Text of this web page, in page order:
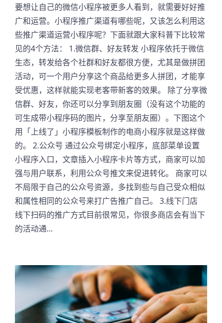
要想让自己的微信小程序被更多人看到，就需要好好推
广和运营。小程序推广渠道有哪些呢，又该怎么利用这
些推广渠道运营小程序呢？下面就跟大家科普下比较常
见的4个方法： 1.微信群、好友转发 小程序依托于微信
生态，转发给各个社群和好友都很方便，尤其是做拼团
活动，可一个用户分享这个商品给更多人拼团，才能享
受优惠，这样就能实现老客带新客的效果。 除了分享微
信群、好友，你还可以分享到朋友圈（没有这个功能的
可生成带小程序码的图片，分享至朋友圈）。下图这个
用「上线了」小程序模板制作的电商小程序就是这样做
的。 2.公众号 通过公众号绑定小程序，底部菜单设置
小程序入口，文章插入小程序卡片等方式，商家可以加
强与用户联系，利用公众号推文来促进转化。 商家可以
不局限于自己的公众号资源，多找到些与自己受众相似
和属性相同的公众号来打广告推广自己。 3.线下门店
线下扫码的推广方式目前很常见，你很多商店会有当下
的活动通…